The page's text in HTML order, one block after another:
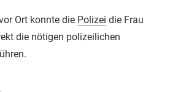
Ort konnte die Polizei die Frau
die nötigen polizeilichen